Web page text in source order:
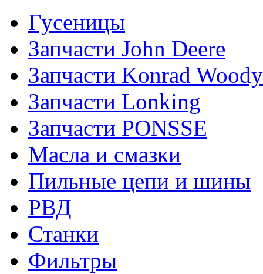
Гусеницы
Запчасти John Deere
Запчасти Konrad Woody
Запчасти Lonking
Запчасти PONSSE
Масла и смазки
Пильные цепи и шины
РВД
Станки
Фильтры